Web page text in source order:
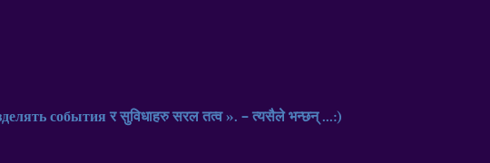
события र सुविधाहरुसरल तत्व ». – त्यसैले भन्छन् ...:)